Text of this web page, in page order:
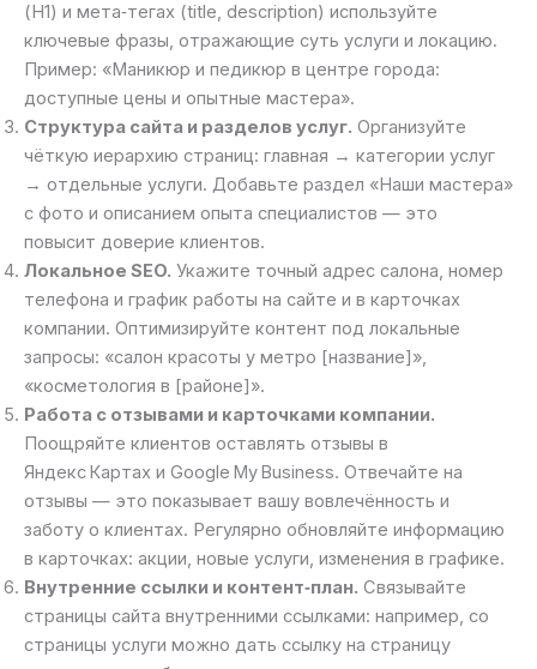
(H1) и мета‑тегах (title, description) используйте
ключевые фразы, отражающие суть услуги и локацию.
Пример: «Маникюр и педикюр в центре города:
доступные цены и опытные мастера».
Структура сайта и разделов услуг. Организуйте
чёткую иерархию страниц: главная → категории услуг
→ отдельные услуги. Добавьте раздел «Наши мастера»
с фото и описанием опыта специалистов — это
повысит доверие клиентов.
Локальное SEO. Укажите точный адрес салона, номер
телефона и график работы на сайте и в карточках
компании. Оптимизируйте контент под локальные
запросы: «салон красоты у метро [название]»,
«косметология в [районе]».
Работа с отзывами и карточками компании.
Поощряйте клиентов оставлять отзывы в
Яндекс Картах и Google My Business. Отвечайте на
отзывы — это показывает вашу вовлечённость и
заботу о клиентах. Регулярно обновляйте информацию
в карточках: акции, новые услуги, изменения в графике.
Внутренние ссылки и контент‑план. Связывайте
страницы сайта внутренними ссылками: например, со
страницы услуги можно дать ссылку на страницу